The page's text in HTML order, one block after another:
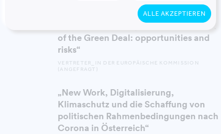
„The international political framework
of the Green Deal: opportunities and
risks“
VERTRETER_IN DER EUROPÄISCHE KOMMISSION
(ANGEFRAGT)
‍„New Work, Digitalisierung,
Klimaschutz und die Schaffung von
politischen Rahmenbedingungen nach
Corona in Österreich“
ALLE AKZEPTIEREN